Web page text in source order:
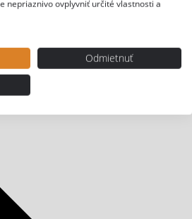
nepriaznivo ovplyvniť určité vlastnosti a
Odmietnuť